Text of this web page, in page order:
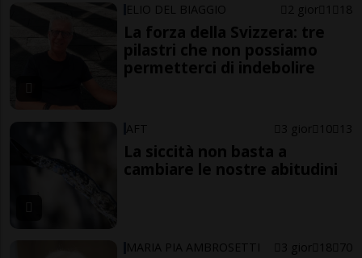
ELIO DEL BIAGGIO 2 gior 1 18
La forza della Svizzera: tre
pilastri che non possiamo
permetterci di indebolire
AFT 3 gior 10 13
La siccità non basta a
cambiare le nostre abitudini
MARIA PIA AMBROSETTI 3 gior 18 70